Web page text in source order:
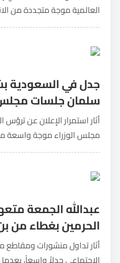
العالمية موجة متجددة من
جدل في السعودية
سلمان جلسات مجلس
أثار استمرار الإعلان عن
مجلس الوزراء موجة واسعة
عبدالله الجمعة
الحرمين بغطاء من
أثار تداول منشورات
الاجتماعي جدلاً واسعاً،